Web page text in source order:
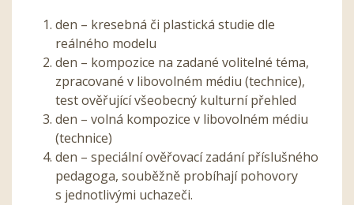
den – kresebná či plastická studie dle
reálného modelu
den – kompozice na zadané volitelné téma,
zpracované v libovolném médiu (technice),
test ověřující všeobecný kulturní přehled
den – volná kompozice v libovolném médiu
(technice)
den – speciální ověřovací zadání příslušného
pedagoga, souběžně probíhají pohovory
s jednotlivými uchazeči.